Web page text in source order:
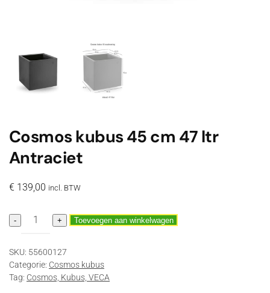
Cosmos kubus 45 cm 47 ltr
Antraciet
€ 139,00 incl. BTW
-
Cosmos
kubus
cm
47
+ Toevoegen aan winkelwagen
SKU: 55600127
Categorie: Cosmos kubus
Tag: Cosmos, Kubus, VECA